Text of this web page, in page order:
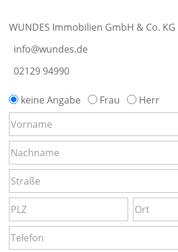
WUNDES Immobilien GmbH & Co. KG
info@wundes.de
02129 94990
keine Angabe Frau Herr